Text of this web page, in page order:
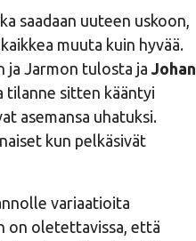
saadaan uuteen uskoon,
muuta kuin hyvää.
ja Jarmon tulosta ja Johan
tilanne sitten kääntyi
asemansa uhatuksi.
kun pelkäsivät
variaatioita
on oletettavissa, että